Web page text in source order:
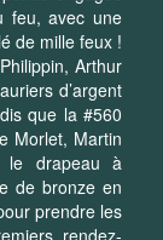
feu, avec une
de mille feux !
Arthur
d’argent
que la #560
Morlet, Martin
le drapeau à
de bronze en
prendre les
rendez-